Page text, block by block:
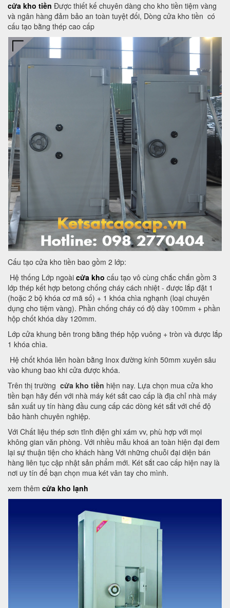
cửa kho tiền Được thiết kế chuyên dàng cho kho tiền tiệm vàng
và ngân hàng đảm bảo an toàn tuyệt đối, Dòng cửa kho tiền có
cấu tạo bằng thép cao cấp
Cấu tạo cửa kho tiền bao gồm 2 lớp:
Hệ thống Lớp ngoài cửa kho cấu tạo vô cùng chắc chắn gồm 3
lớp thép kết hợp betong chống cháy cách nhiệt - được lắp đặt 1
(hoặc 2 bộ khóa cơ mã số) + 1 khóa chìa nghạnh (loại chuyên
dụng cho tiệm vàng). Phần chống cháy có độ dày 100mm + phần
hộp chốt khóa dày 120mm.
Lớp cửa khung bên trong bằng thép hộp vuông + tròn và được lắp
1 khóa chìa.
Hệ chốt khóa liên hoàn bằng Inox đường kính 50mm xuyên sâu
vào khung bao khi cửa được khóa.
Trên thị trường cửa kho tiền hiện nay. Lựa chọn mua cửa kho
tiền bạn hãy đến với nhà máy két sắt cao cấp là địa chỉ nhà máy
sản xuất uy tín hàng đầu cung cấp các dòng két sắt với chế độ
bảo hành chuyên nghiệp.
Với Chất liệu thép sơn tĩnh điện ghi xám vv, phù hợp với mọi
không gian văn phòng. Với nhiều mẫu khoá an toàn hiện đại đem
lại sự thuận tiện cho khách hàng Với những chuỗi đại diện bán
hàng liên tục cập nhật sản phẩm mới. Két sắt cao cấp hiện nay là
nơi uy tín để bạn chọn mua két vân tay cho mình.
xem thêm cửa kho lạnh